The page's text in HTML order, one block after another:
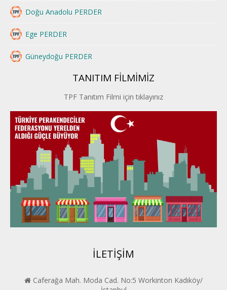
Doğu Anadolu PERDER
Ege PERDER
Güneydoğu PERDER
İstanbul PERDER
İpek Yolu PERDER
Kayseri PERDER
Karadeniz Perder
Konya PERDER
Van PERDER
BEYPER
TANITIM FİLMİMİZ
TPF Tanıtım Filmi için tıklayınız
İLETİŞİM
Caferağa Mah. Moda Cad. No:5 Workinton Kadıköy/